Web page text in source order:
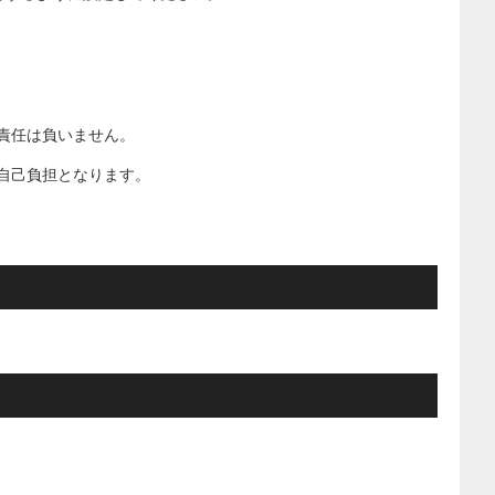
は負いません。
負担となります。